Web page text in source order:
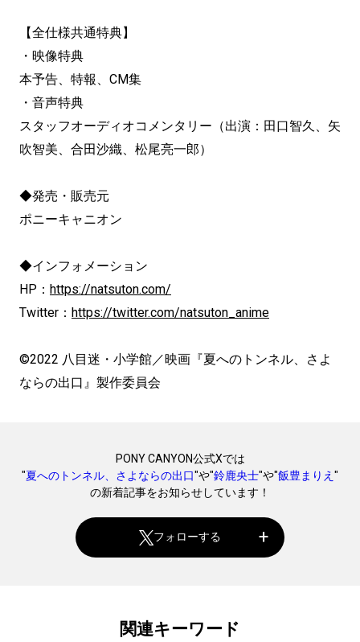
【全仕様共通特典】
・映像特典
本予告、特報、CM集
・音声特典
スタッフオーディオコメンタリー（出演：田口智久、矢
吹智美、合田沙織、松尾亮一郎）
◆発売・販売元
ポニーキャニオン
◆インフォメーション
HP： https://natsuton.com/
Twitter： https://twitter.com/natsuton_anime
©2022 八目迷・小学館／映画『夏へのトンネル、さよ
ならの出口』製作委員会
PONY CANYON公式Xでは
"夏へのトンネル、さよならの出口"や"鈴鹿央士"や"飯豊まりえ "
の新着記事をお知らせしています！
フォローする
関連キーワード